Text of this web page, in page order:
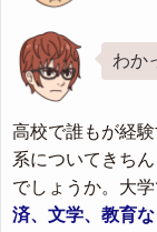
わか
高校で誰もが経験
系についてきち
でしょうか。大
済、文学、教育な